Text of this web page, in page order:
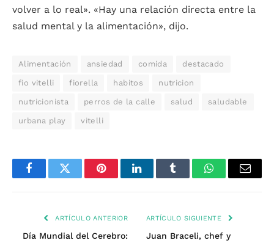
volver a lo real». «Hay una relación directa entre la
salud mental y la alimentación», dijo.
Alimentación ansiedad comida destacado
fio vitelli fiorella habitos nutricion
nutricionista perros de la calle salud saludable
urbana play vitelli
FacebookTwitter PinterestLinkedInTumblr WhatsAppEmail
ARTÍCULO ANTERIOR
Día Mundial del Cerebro:
ARTÍCULO SIGUIENTE
Juan Braceli, chef y